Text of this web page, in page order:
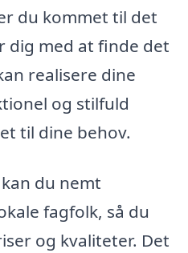
du kommet til det
dig med at finde det
realisere dine
og stilfuld
til dine behov.
du nemt
fagfolk, så du
og kvaliteter. Det